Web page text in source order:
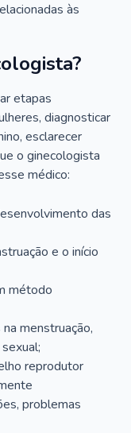
às
etapas
diagnosticar
esclarecer
o ginecologista
médico:
das
e o início
método
menstruação,
reprodutor
problemas